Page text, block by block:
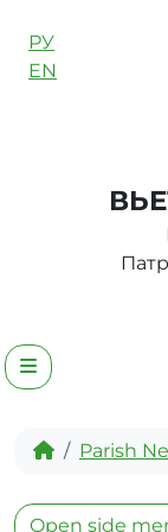
РУ
EN
Menu
Home
Parish
Open side